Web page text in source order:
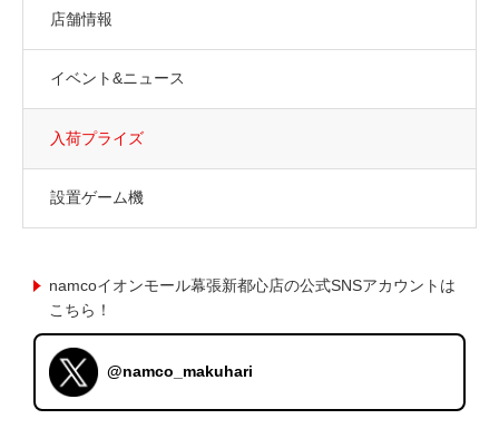
店舗情報
イベント&ニュース
入荷プライズ
設置ゲーム機
namcoイオンモール幕張新都心店の公式SNSアカウントは
こちら！
@namco_makuhari